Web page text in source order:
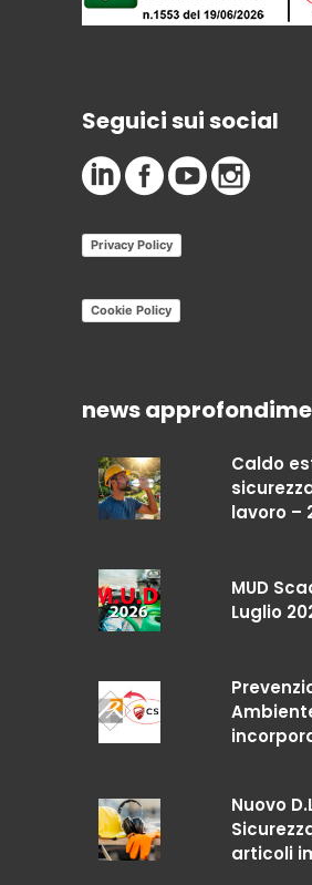
Seguici sui social
Privacy Policy
Cookie Policy
news
Caldo
lavoro –
MUD
Luglio
Nuovo
articoli